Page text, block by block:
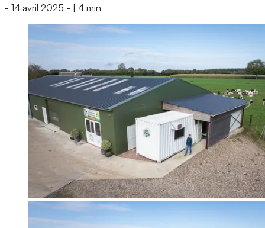
- 14 avril 2025 - 4 min